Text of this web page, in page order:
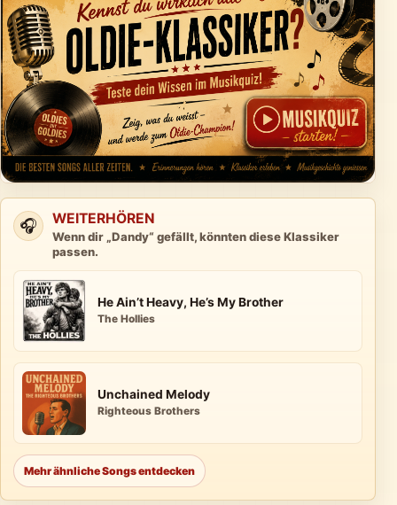
🎧 WEITERHÖREN
Wenn dir „Dandy“ gefällt, könnten diese Klassiker
passen.
He Ain’t Heavy, He’s My Brother
The Hollies
Unchained Melody
Righteous Brothers
Mehr ähnliche Songs entdecken